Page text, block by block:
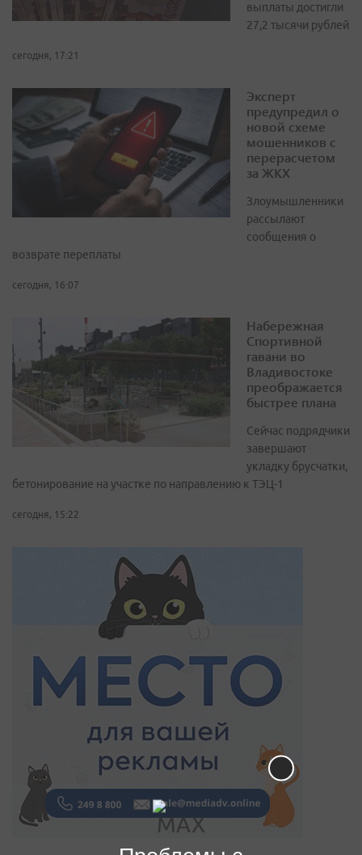
выплаты достигли
27,2 тысячи рублей
сегодня, 17:21
Эксперт
предупредил о
новой схеме
мошенников с
перерасчетом
за ЖКХ
Злоумышленники
рассылают
сообщения о
возврате переплаты
сегодня, 16:07
Набережная
Спортивной
гавани во
Владивостоке
преображается
быстрее плана
Сейчас подрядчики
завершают
укладку брусчатки,
бетонирование на участке по направлению к ТЭЦ-1
сегодня, 15:22